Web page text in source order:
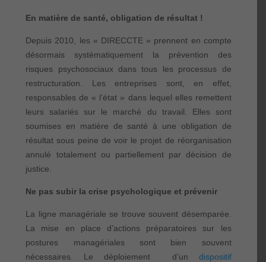
En matière de santé, obligation de résultat !
Depuis 2010, les « DIRECCTE » prennent en compte
désormais systématiquement la prévention des
risques psychosociaux dans tous les processus de
restructuration. Les entreprises sont, en effet,
responsables de « l’état » dans lequel elles remettent
leurs salariés sur le marché du travail. Elles sont
soumises en matière de santé à une obligation de
résultat sous peine de voir le projet de réorganisation
annulé totalement ou partiellement par décision de
justice.
Ne pas subir la crise psychologique et prévenir
La ligne managériale se trouve souvent désemparée.
La mise en place d’actions préparatoires sur les
postures managériales sont bien souvent
nécessaires. Le déploiement d’un dispositif